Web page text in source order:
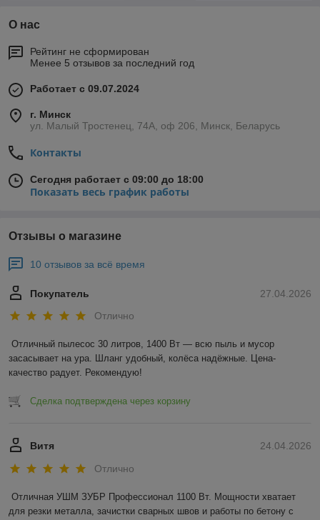
О нас
Рейтинг не сформирован
Менее 5 отзывов за последний год
Работает с 09.07.2024
г. Минск
ул. Малый Тростенец, 74А, оф 206, Минск, Беларусь
Контакты
Сегодня работает с 09:00 до 18:00
Показать весь график работы
Отзывы о магазине
10 отзывов за всё время
27.04.2026
Покупатель
Отлично
Отличный пылесос 30 литров, 1400 Вт — всю пыль и мусор
засасывает на ура. Шланг удобный, колёса надёжные. Цена-
качество радует. Рекомендую!
Сделка подтверждена через корзину
24.04.2026
Витя
Отлично
Отличная УШМ ЗУБР Профессионал 1100 Вт. Мощности хватает
для резки металла, зачистки сварных швов и работы по бетону с